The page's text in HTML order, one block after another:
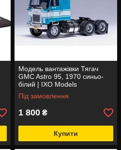
Модель вантажівки Тягач
GMC Astro 95, 1970 синьо-
білий | IXO Models
Під замовлення
1 800 ₴
Купити